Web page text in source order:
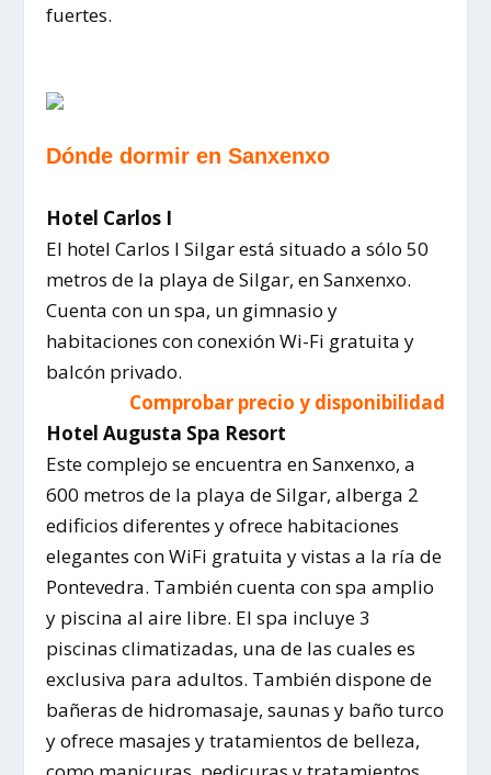
fuertes.
Dónde dormir en Sanxenxo
Hotel Carlos I
El hotel Carlos I Silgar está situado a sólo 50
metros de la playa de Silgar, en Sanxenxo.
Cuenta con un spa, un gimnasio y
habitaciones con conexión Wi-Fi gratuita y
balcón privado.
Comprobar precio y disponibilidad
Hotel Augusta Spa Resort
Este complejo se encuentra en Sanxenxo, a
600 metros de la playa de Silgar, alberga 2
edificios diferentes y ofrece habitaciones
elegantes con WiFi gratuita y vistas a la ría de
Pontevedra. También cuenta con spa amplio
y piscina al aire libre. El spa incluye 3
piscinas climatizadas, una de las cuales es
exclusiva para adultos. También dispone de
bañeras de hidromasaje, saunas y baño turco
y ofrece masajes y tratamientos de belleza,